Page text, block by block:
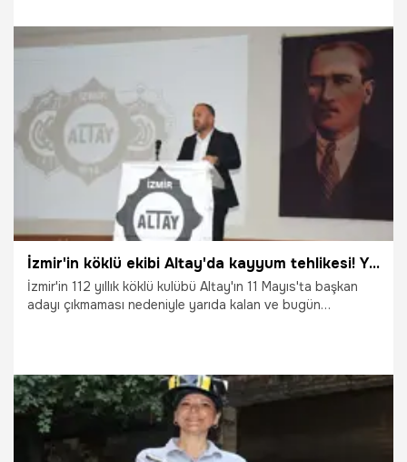
şüpheli yakalandı. İşte bahis şikesi yaptıkları iddia edilen
yöneticiler...
17.07.2026 Şampiy10
İzmir'in köklü ekibi Altay'da kayyum tehlikesi! Yeniden başkan adayı çıkmadı
İzmir'in 112 yıllık köklü kulübü Altay'ın 11 Mayıs'ta başkan
adayı çıkmaması nedeniyle yarıda kalan ve bugün
Futbol Hakemleri ve Gözlemcileri Derneği Toplantı
Salonu'nda yapılan seçimde başkan adayı çıkmayınca,
görev tekrar mevcut başkan Sinan Kanlı ve yönetiminde
kaldı.
16.07.2026